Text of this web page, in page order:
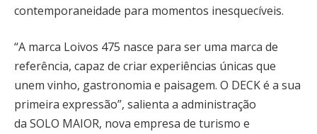
contemporaneidade para momentos inesquecíveis.
“A marca Loivos 475 nasce para ser uma marca de
referência, capaz de criar experiências únicas que
unem vinho, gastronomia e paisagem. O DECK é a sua
primeira expressão”, salienta a administração
da SOLO MAIOR, nova empresa de turismo e